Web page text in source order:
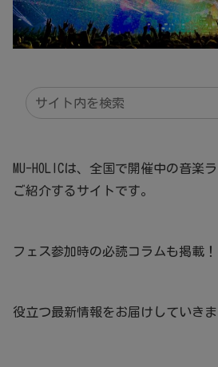
MU-HOLICは、全国で開催中の音楽
ご紹介するサイトです。
フェス参加時の必読コラムも掲載！
役立つ最新情報をお届けしていきま